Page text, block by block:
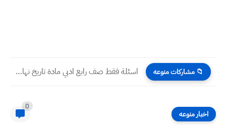
📁 مشاركات منوعه اسئلة فقط صف رابع ادبي مادة تاريخ نهاية الكورس الثاني...
اخبار منوعه
0